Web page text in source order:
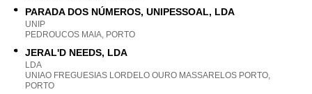
PARADA DOS NÚMEROS, UNIPESSOAL, LDA
UNIP
PEDROUCOS MAIA, PORTO
JERAL'D NEEDS, LDA
LDA
UNIAO FREGUESIAS LORDELO OURO MASSARELOS PORTO,
PORTO